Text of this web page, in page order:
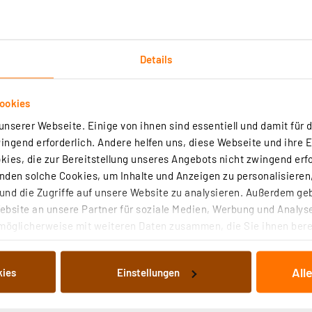
Details
Webseite. Einige von ihnen sind essentiell und damit für
erforderlich. Andere helfen uns, diese Webseite und ihre
die zur Bereitstellung unseres Angebots nicht zwingend
solche Cookies, um Inhalte und Anzeigen zu
die Zugriffe auf unsere Website zu analysieren. Außerdem
an unsere Partner für soziale Medien, Werbung und
mit weiteren Daten zusammen, die Sie ihnen
dargestellten bzw. die von Ihnen ausgewählten
Auflistung der einzelnen Cookies nach Zweck und
Einstellungen
intelligent – der Wandthermostat mit Schaltausgang
für Fußbodenheizungen direkt an und sorgt so für eine
- Lieferzeit: 3-4 Werktage²
Set Wandthermostat mit Schaltausgang HmIP-BWTH für
V
(7)
Fußbodenheizung intelligent – der Wandthermostat mit
230-V-Stellantriebe für Fußbodenheizungen direkt an und sorgt